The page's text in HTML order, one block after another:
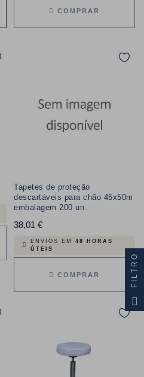
COMPRAR
Tapetes de proteção
descartáveis para chão 45x50m
embalagem 200 un
38,01 €Preço
ENVIOS EM 48 HORAS
ÚTEIS
COMPRAR FILTRO